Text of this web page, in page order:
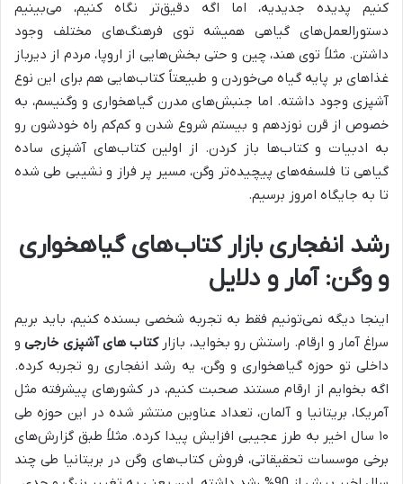
کنیم پدیده جدیدیه، اما اگه دقیق‌تر نگاه کنیم، می‌بینیم
دستورالعمل‌های گیاهی همیشه توی فرهنگ‌های مختلف وجود
داشتن. مثلاً توی هند، چین و حتی بخش‌هایی از اروپا، مردم از دیرباز
غذاهای بر پایه گیاه می‌خوردن و طبیعتاً کتاب‌هایی هم برای این نوع
آشپزی وجود داشته. اما جنبش‌های مدرن گیاهخواری و وگنیسم، به
خصوص از قرن نوزدهم و بیستم شروع شدن و کم‌کم راه خودشون رو
به ادبیات و کتاب‌ها باز کردن. از اولین کتاب‌های آشپزی ساده
گیاهی تا فلسفه‌های پیچیده‌تر وگن، مسیر پر فراز و نشیبی طی شده
تا به جایگاه امروز برسیم.
رشد انفجاری بازار کتاب‌های گیاهخواری
و وگن: آمار و دلایل
اینجا دیگه نمی‌تونیم فقط به تجربه شخصی بسنده کنیم، باید بریم
سراغ آمار و ارقام. راستش رو بخواید، بازارکتاب های آشپزی خارجیو
داخلی تو حوزه گیاهخواری و وگن، یه رشد انفجاری رو تجربه کرده.
اگه بخوایم از ارقام مستند صحبت کنیم، در کشورهای پیشرفته مثل
آمریکا، بریتانیا و آلمان، تعداد عناوین منتشر شده در این حوزه طی
۱۰ سال اخیر به طرز عجیبی افزایش پیدا کرده. مثلاً طبق گزارش‌های
برخی موسسات تحقیقاتی، فروش کتاب‌های وگن در بریتانیا طی چند